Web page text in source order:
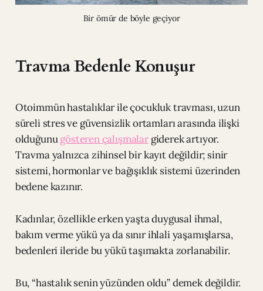
Bir ömür de böyle geçiyor
Travma Bedenle Konuşur
Otoimmün hastalıklar ile çocukluk travması, uzun
süreli stres ve güvensizlik ortamları arasında ilişki
olduğunugösteren çalışmalargiderek artıyor.
Travma yalnızca zihinsel bir kayıt değildir; sinir
sistemi, hormonlar ve bağışıklık sistemi üzerinden
bedene kazınır.
Kadınlar, özellikle erken yaşta duygusal ihmal,
bakım verme yükü ya da sınır ihlali yaşamışlarsa,
bedenleri ileride bu yükü taşımakta zorlanabilir.
Bu, “hastalık senin yüzünden oldu” demek değildir.